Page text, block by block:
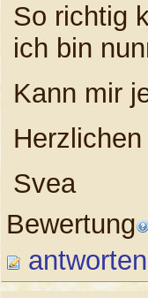
So richtig
ich bin
Kann mir
Svea
Bewertung
antworten